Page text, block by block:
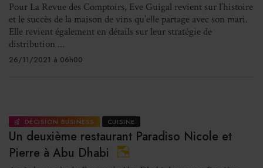
Pour La Revue des Comptoirs, Eve Guigal revient sur l’histoire
et le succès de la maison de vins qu’elle partage avec son mari.
Elle revient également en détails sur leur stratégie de
distribution ...
26/11/2021 à 06h00
DÉCISION BUSINESS CUISINE
Un deuxième restaurant Paradiso Nicole et
Pierre à Abu Dhabi